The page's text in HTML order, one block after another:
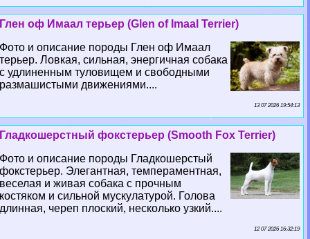
Глен оф Имаал терьер (Glen of Imaal Terrier)
Фото и описание породы Глен оф Имаал
терьер. Ловкая, сильная, энергичная собака
с удлиненным туловищем и свободными
размашистыми движениями....
13 07 2026 19:54:13
Гладкошерстный фокстерьер (Smooth Fox Terrier)
Фото и описание породы Гладкошерстый
фокстерьер. Элегантная, темпераментная,
веселая и живая собака с прочным
костяком и сильной мускулатурой. Голова
длинная, череп плоский, несколько узкий....
12 07 2026 16:32:19